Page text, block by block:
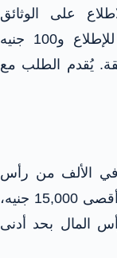
على الوثائق
والسجلات لدى الهيئة مقابل 50 جنيهاً للإطلاع و100 جنيه
يُقدم الطلب مع
تؤدي الشركة المؤسسة رسماً بواقع 1 في الألف من رأس
المال المصدر بحد أدنى 5,000 جنيه وحد أقصى 15,000 جنيه،
بواقع 2% من رأس المال بحد أدنى